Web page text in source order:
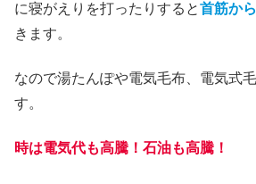
に寝がえりを打ったりすると首筋か
きます。
なので湯たんぽや電気毛布、電気式
す。
時は電気代も高騰！石油も高騰！